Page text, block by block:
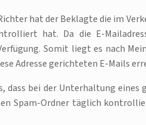
hat der Beklagte die im
hat. Da die E-
Somit liegt es nach
Adresse gerichteten E-Mails
dass bei der Unterhaltung
Spam-Ordner täglich